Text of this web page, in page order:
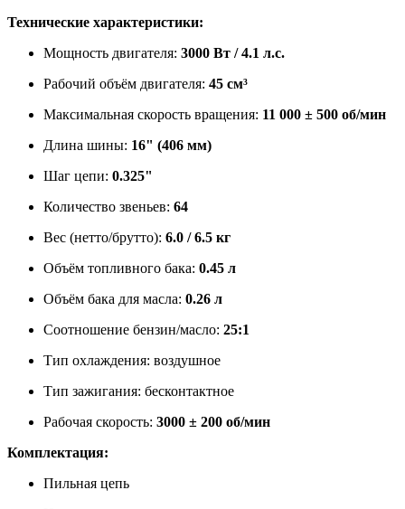
Технические характеристики:
Мощность двигателя: 3000 Вт / 4.1 л.с.
Рабочий объём двигателя: 45 см³
Максимальная скорость вращения: 11 000 ± 500 об/мин
Длина шины: 16" (406 мм)
Шаг цепи: 0.325"
Количество звеньев: 64
Вес (нетто/брутто): 6.0 / 6.5 кг
Объём топливного бака: 0.45 л
Объём бака для масла: 0.26 л
Соотношение бензин/масло: 25:1
Тип охлаждения: воздушное
Тип зажигания: бесконтактное
Рабочая скорость: 3000 ± 200 об/мин
Комплектация:
Пильная цепь